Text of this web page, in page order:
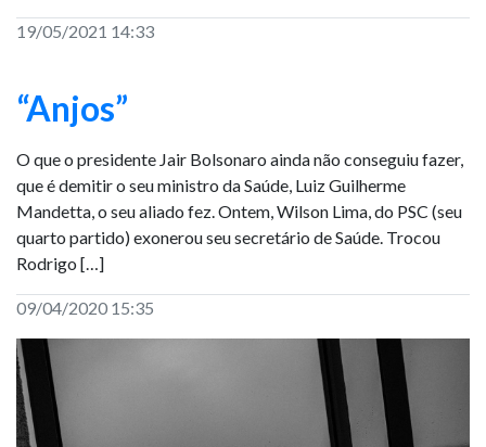
19/05/2021 14:33
“Anjos”
O que o presidente Jair Bolsonaro ainda não conseguiu fazer,
que é demitir o seu ministro da Saúde, Luiz Guilherme
Mandetta, o seu aliado fez. Ontem, Wilson Lima, do PSC (seu
quarto partido) exonerou seu secretário de Saúde. Trocou
Rodrigo […]
09/04/2020 15:35